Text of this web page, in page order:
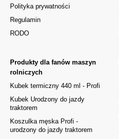
Polityka prywatności
Regulamin
RODO
Produkty dla fanów maszyn
rolniczych
Kubek termiczny 440 ml - Profi
Kubek Urodzony do jazdy
traktorem
Koszulka męska Profi -
urodzony do jazdy traktorem